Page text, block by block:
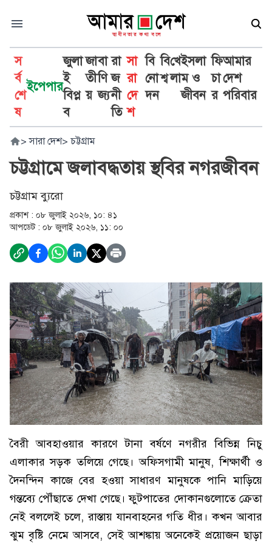
স
র্ব
শে
ষ
ইপেপার
জুলা
ই
বিপ্ল
ব
জা
তী
য়
বা
ণি
জ্য
রা
জ
নী
তি
সা
রা
দে
শ
বি
নো
দন
বি
শ্ব
খে
লা
ইসলা
ম ও
জীবন
ফি
চা
র
আমার
দেশ
পরিবার
> সারা দেশ> চট্টগ্রাম
চট্টগ্রামে জলাবদ্ধতায় স্থবির নগরজীবন
চট্টগ্রাম ব্যুরো
প্রকাশ : ০৮ জুলাই ২০২৬, ১০: ৪১
আপডেট : ০৮ জুলাই ২০২৬, ১১: ০০
বৈরী আবহাওয়ার কারণে টানা বর্ষণে নগরীর বিভিন্ন নিচু
এলাকার সড়ক তলিয়ে গেছে। অফিসগামী মানুষ, শিক্ষার্থী ও
দৈনন্দিন কাজে বের হওয়া সাধারণ মানুষকে পানি মাড়িয়ে
গন্তব্যে পৌঁছাতে দেখা গেছে। ফুটপাতের দোকানগুলোতে ক্রেতা
নেই বললেই চলে, রাস্তায় যানবাহনের গতি ধীর। কখন আবার
ঝুম বৃষ্টি নেমে আসবে, সেই আশঙ্কায় অনেকেই প্রয়োজন ছাড়া